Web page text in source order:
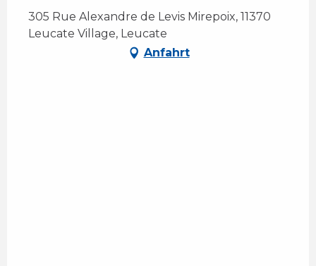
305 Rue Alexandre de Levis Mirepoix, 11370
Leucate Village, Leucate
Anfahrt